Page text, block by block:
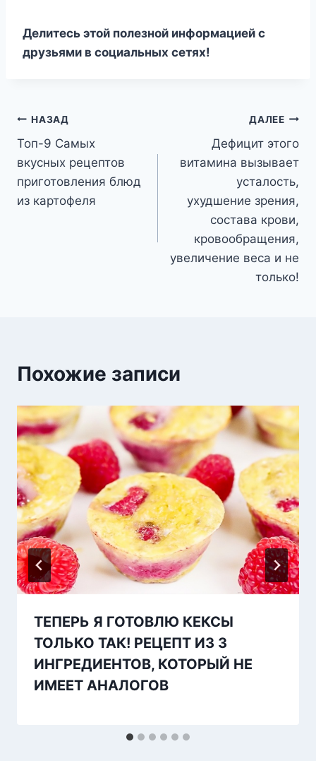
Делитесь этой полезной информацией с
друзьями в социальных сетях!
Навигация
по
записям
НАЗАД
Топ-9 Самых
вкусных рецептов
приготовления блюд
из картофеля
ДАЛЕЕ
Дефицит этого
витамина вызывает
усталость,
ухудшение зрения,
состава крови,
кровообращения,
увеличение веса и не
только!
Похожие записи
ТЕПЕРЬ Я ГОТОВЛЮ КЕКСЫ
ТОЛЬКО ТАК! РЕЦЕПТ ИЗ 3
ИНГРЕДИЕНТОВ, КОТОРЫЙ НЕ
ИМЕЕТ АНАЛОГОВ